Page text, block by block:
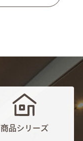
商品シリーズ